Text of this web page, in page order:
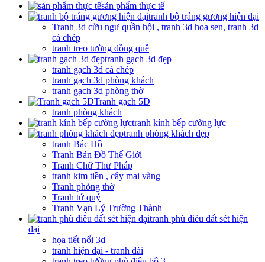
sản phẩm thực tế
tranh bộ tráng gương hiện đại
Tranh 3d cửu ngư quần hội , tranh 3d hoa sen, tranh 3d
cá chép
tranh treo tường đồng quê
tranh gạch 3d đẹp
tranh gạch 3d cá chép
tranh gạch 3d phòng khách
tranh gạch 3d phòng thờ
Tranh gạch 5D
tranh phòng khách
tranh kính bếp cường lực
tranh phòng khách đẹp
tranh Bác Hồ
Tranh Bản Đồ Thế Giới
Tranh Chữ Thư Pháp
tranh kim tiền , cây mai vàng
Tranh phòng thờ
Tranh tứ quý
Tranh Vạn Lý Trường Thành
tranh phù điêu đất sét hiện
đại
họa tiết nổi 3d
tranh hiện đại - tranh dài